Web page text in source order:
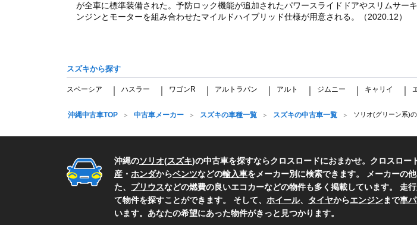
が全車に標準装備された。予防ロック機能が追加されたパワースライドドアやスリムサ
ンジンとモーターを組み合わせたマイルドハイブリッド仕様が用意される。（2020.12）
スズキから探す
スペーシア ハスラー ワゴンR アルトラパン アルト ジムニー キャリイ
沖縄中古車TOP 中古車メーカー スズキの車種一覧 スズキの中古車一覧 ソリオ(グリーン系)
沖縄のソリオ(スズキ)の中古車を探すならクロスロードにおまかせ。クロスロー
産 ・ ホンダからベンツなどの輸入車をメーカー別に検索できます。 メーカーの
た、 プリウスなどの燃費の良いエコカーなどの物件も多く掲載しています。 走
て物件を探すことができます。 そして、 ホイール、 タイヤからエンジンまで車
います。あなたの希望にあった物件がきっと見つかります。